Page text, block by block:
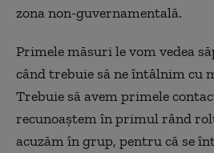
zona non-guvernamentală.
Primele măsuri le vom vedea
când trebuie să ne întâlnim cu
Trebuie să avem primele
recunoaștem în primul rând
acuzăm în grup, pentru că se